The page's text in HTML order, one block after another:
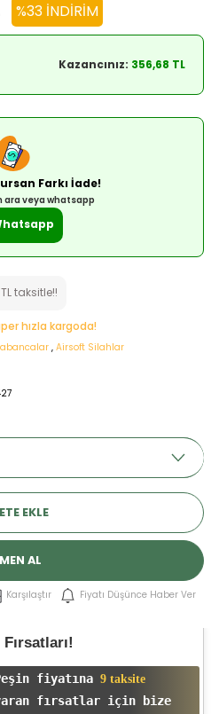
%33 İNDIRIM
Kazancınız: 356,68 TL
Farkı İade!
veya whatsapp
TL taksitle!!
hızla kargoda!
, Airsoft Silahlar
EKLE
AL
Karşılaştır Fiyatı Düşünce Haber Ver
fiyatına 9 taksite
fırsatlar için bize